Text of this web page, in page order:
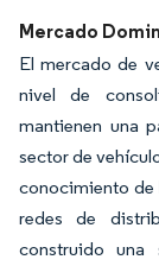
Mercado
El mercado de
nivel de
mantienen una
sector de
conocimiento de
redes de
construido